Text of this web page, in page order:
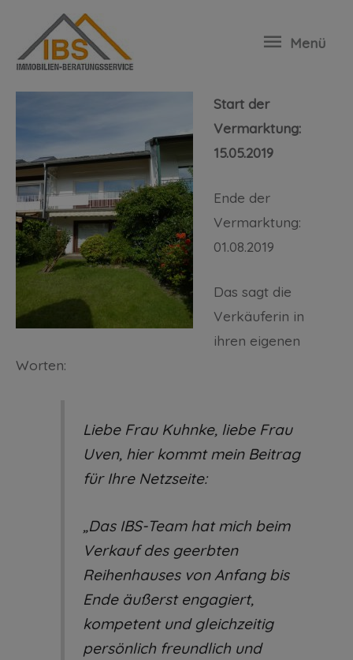
Menü
Erfolgreich ohne Makler verkauft:
Mittelreihenhaus in Oststeinbek
Start der
Vermarktung:
15.05.2019
Ende der
Vermarktung:
01.08.2019
Das sagt die
Verkäuferin in
ihren eigenen
Worten:
Liebe Frau Kuhnke, liebe Frau
Uven, hier kommt mein Beitrag
für Ihre Netzseite:
„Das IBS-Team hat mich beim
Verkauf des geerbten
Reihenhauses von Anfang bis
Ende äußerst engagiert,
kompetent und gleichzeitig
persönlich freundlich und